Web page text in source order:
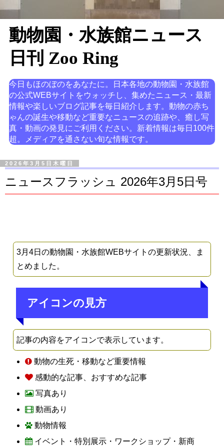
動物園・水族館ニュース
日刊 Zoo Ring
今日もほのぼのをあなたに。日本各地の動物園・水族館
の公式WEBサイトをウォッチし、集めたニュース・最新
情報や楽しいブログ記事を毎日紹介します。動物の赤ち
ゃんの誕生や移動など重要なニュースの追跡や、癒し写
真・動画の発見にご利用ください。新着情報は毎日100件
超。メディアを通さない旬な情報です。
2026年3月5日木曜日
ニュースフラッシュ 2026年3月5日号
3月4日の動物園・水族館WEBサイトの更新状況、ま
とめました。
アイコンの見方
記事の内容をアイコンで表示しています。
動物の生死・移動など重要情報
感動的な記事、おすすめな記事
写真あり
動画あり
動物情報
イベント・特別展示・ワークショップ・新商